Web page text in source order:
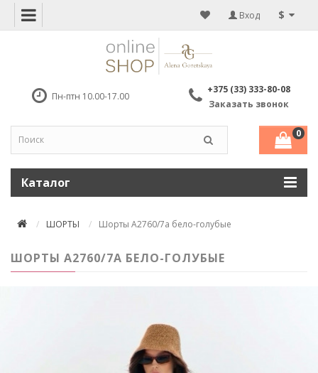
$
Вход
Пн-птн 10.00-17.00
+375 (33) 333-80-08
Заказать звонок
0
Каталог
ШОРТЫ Шорты А2760/7а бело-голубые
ШОРТЫ А2760/7А БЕЛО-ГОЛУБЫЕ